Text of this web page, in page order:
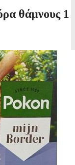
θάμνους 1